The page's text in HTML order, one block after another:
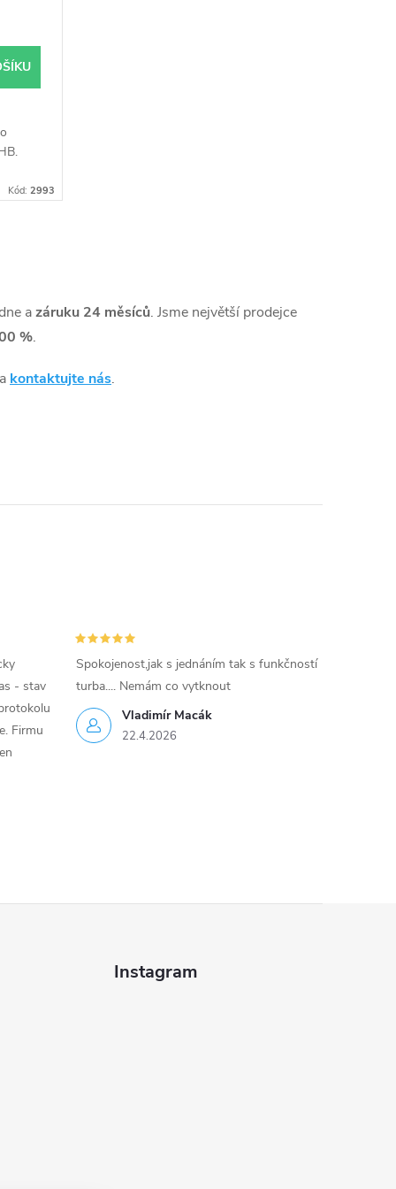
Kód: 2993
azáruku 24 měsíců. Jsme největší prodejce
%.
kontaktujte nás.
- stav
Firmu
Vladimír Macák
22.4.2026
Spokojenost,jak s jednáním tak s funkčností
turba.... Nemám co vytknout
Instagram